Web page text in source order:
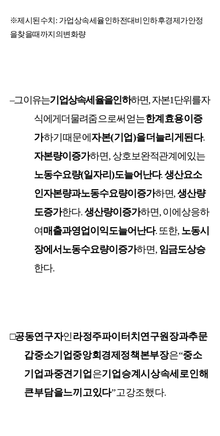
※제시된 수치 : 가업상속세율인하전대비 인하후경제가안정
을찾을때까지의 변화량
‒그이유는기업상속세율을인하하면,자본1단위를자
식에게 더물려줌으로써 얻는한계효용이 증
가하기 때문에 자본(기업)을더늘리게 된다.
자본량이 증가하면, 상호보완적관계에 있는
노동수요량(일자리 )도늘어난다.생산요소
인자본량과노동수요량이 증가하면,생산량
도증가한다.생산량이 증가하면, 이에 상응하
여매출과영업이익도늘어난다. 또한, 노동시
장에서노동수요량이 증가하면, 임금도상승
한다.
□공동연구자인 라정주파이터치연구원장과추문
갑중소기업중앙회경제정책본부장은“중소
기업과중견기업 은기업 승계시 상속세로인해
큰부담을느끼고있다”고강조했다.